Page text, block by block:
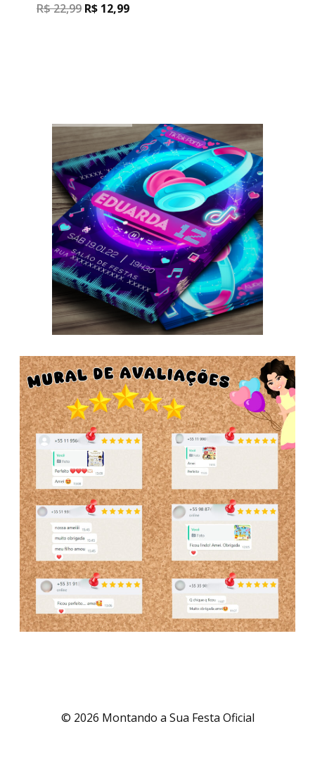
R$22,99 R$ 12,99
© 2026 Montando a Sua Festa Oficial